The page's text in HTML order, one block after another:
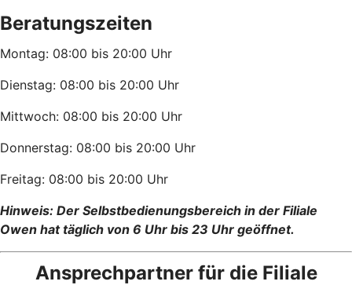
Beratungszeiten
Montag: 08:00 bis 20:00 Uhr
Dienstag: 08:00 bis 20:00 Uhr
Mittwoch: 08:00 bis 20:00 Uhr
Donnerstag: 08:00 bis 20:00 Uhr
Freitag: 08:00 bis 20:00 Uhr
Hinweis: Der Selbstbedienungsbereich in der Filiale
Owen hat täglich von 6 Uhr bis 23 Uhr geöffnet.
Ansprechpartner für die Filiale